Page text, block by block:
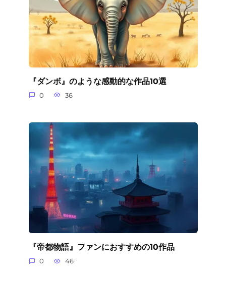
『ダンボ』のような感動的な作品10選
0 36
『帝都物語』ファンにおすすめの10作品
0 46